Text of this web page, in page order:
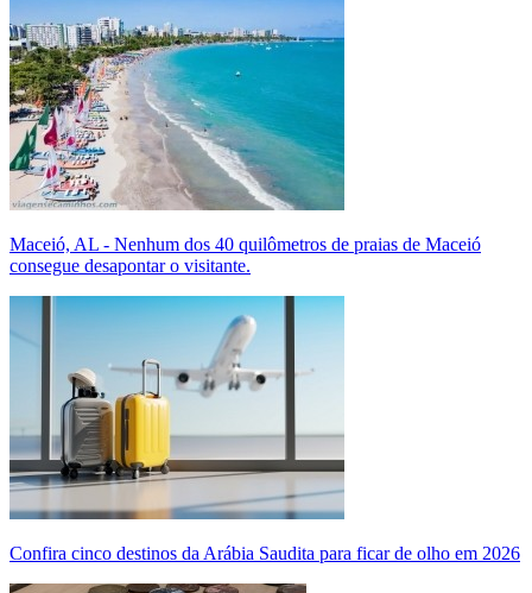
Maceió, AL - Nenhum dos 40 quilômetros de praias de Maceió
consegue desapontar o visitante.
Confira cinco destinos da Arábia Saudita para ficar de olho em 2026